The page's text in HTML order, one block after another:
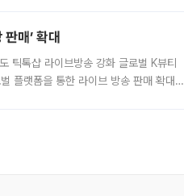
매’ 확대
틱톡샵 라이브방송 강화 글로벌 K뷰티
플랫폼을 통한 라이브 방송 판매 확대에